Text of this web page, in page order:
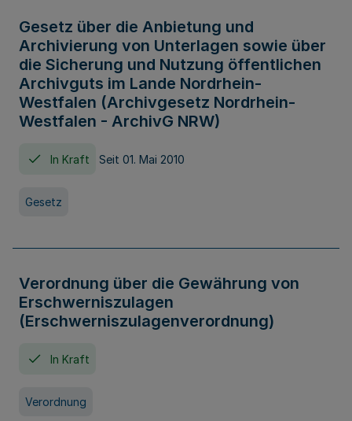
Gesetz über die Anbietung und
Archivierung von Unterlagen sowie über
die Sicherung und Nutzung öffentlichen
Archivguts im Lande Nordrhein-
Westfalen (Archivgesetz Nordrhein-
Westfalen - ArchivG NRW)
In Kraft Seit 01. Mai 2010
Gesetz
Verordnung über die Gewährung von
Erschwerniszulagen
(Erschwerniszulagenverordnung)
In Kraft
Verordnung